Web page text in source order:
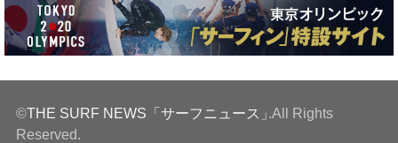
©THE SURF NEWS「サーフニュース」.All Rights
Reserved.